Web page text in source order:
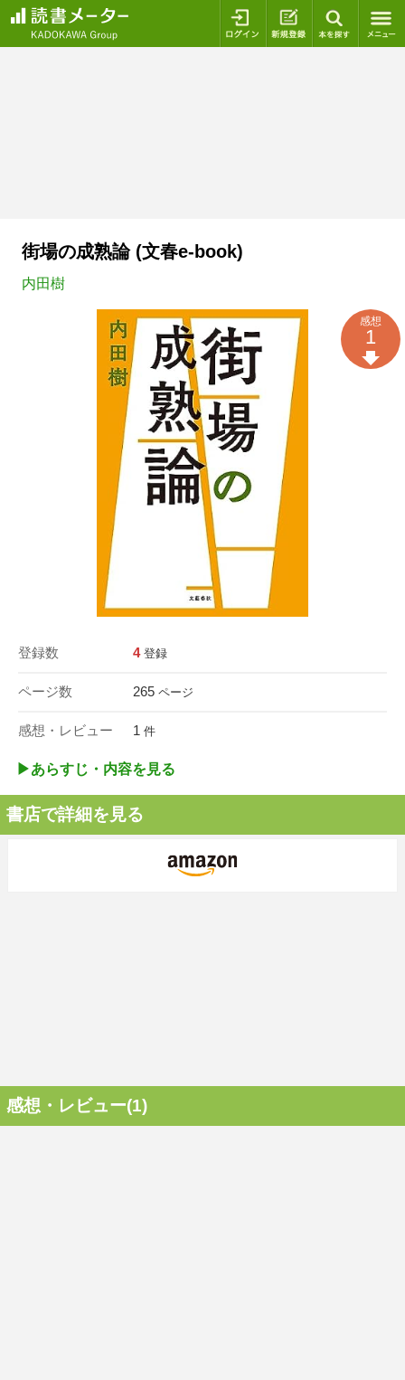
ログイン 新規登録
街場の成熟論 (文春e-book)
内田樹
登録数 4 登録
ページ数 265 ページ
感想・レビュー 1 件
感想
1
▶︎あらすじ・内容を見る
書店で詳細を見る
感想・レビュー(1)